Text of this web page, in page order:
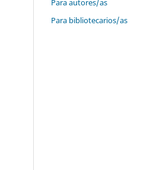
Para autores/as
Para bibliotecarios/as